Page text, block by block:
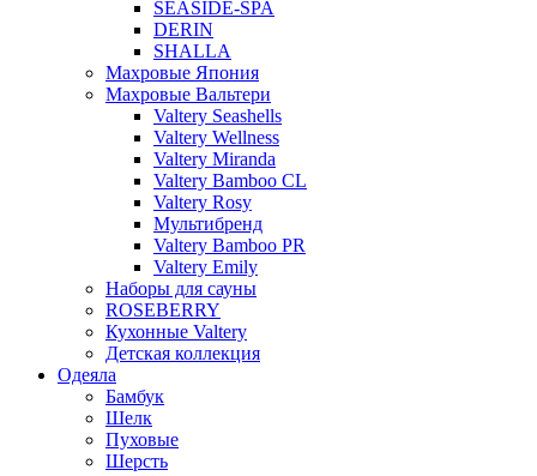
SEASIDE-SPA
DERIN
SHALLA
Махровые Япония
Махровые Вальтери
Valtery Seashells
Valtery Wellness
Valtery Miranda
Valtery Bamboo CL
Valtery Rosy
Мультибренд
Valtery Bamboo PR
Valtery Emily
Наборы для сауны
ROSEBERRY
Кухонные Valtery
Детская коллекция
Одеяла
Бамбук
Шелк
Пуховые
Шерсть